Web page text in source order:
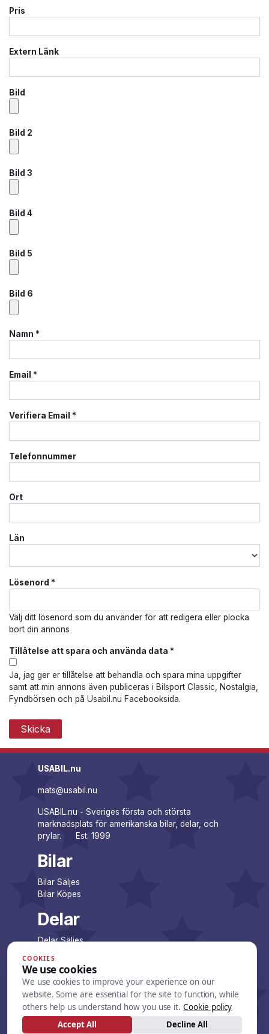
Pris
Extern Länk
Bild
Bild 2
Bild 3
Bild 4
Bild 5
Bild 6
Namn *
Email *
Verifiera Email *
Telefonnummer
Ort
Län
Lösenord *
Välj ditt lösenord som du använder för att redigera eller plocka
bort din annons
Tillåtelse att spara och använda data *
Ja, jag ger er tillåtelse att behandla och spara mina uppgifter
samt att min annons även publiceras i Bilsport Classic, Nostalgia,
Fyndbörsen och på Usabil.nu Facebooksida.
USABIL.nu
mats@usabil.nu
USABIL.nu - Sveriges första och största
marknadsplats för amerikanska bilar, delar, och
prylar. Est. 1999
Bilar
Bilar Säljes
Bilar Köpes
Delar
Delar Säljes
Företag
Företagsannonser
Lista dina annonser
COOKIES
We use cookies
We use cookies to improve your experience on our
website. Some are essential for the site to function, while
others help us understand how you use it. Cookie policy
Accept All
Decline All